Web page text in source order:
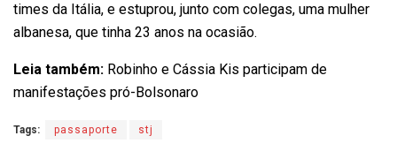
times da Itália, e estuprou, junto com colegas, uma mulher
albanesa, que tinha 23 anos na ocasião.
Leia também: Robinho e Cássia Kis participam de
manifestações pró-Bolsonaro
Tags: passaporte stj